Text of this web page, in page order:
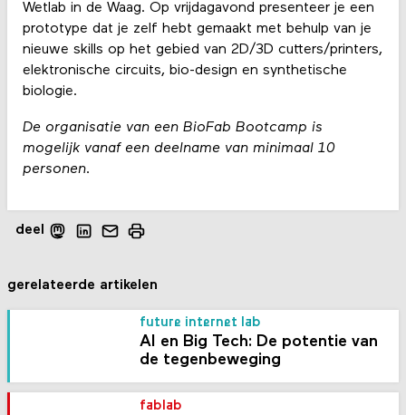
Wetlab in de Waag. Op vrijdagavond presenteer je een
prototype dat je zelf hebt gemaakt met behulp van je
nieuwe skills op het gebied van 2D/3D cutters/printers,
elektronische circuits, bio-design en synthetische
biologie.
De organisatie van een BioFab Bootcamp is
mogelijk vanaf een deelname van minimaal 10
personen.
deel
gerelateerde artikelen
future internet lab
AI en Big Tech: De potentie van
de tegenbeweging
fablab